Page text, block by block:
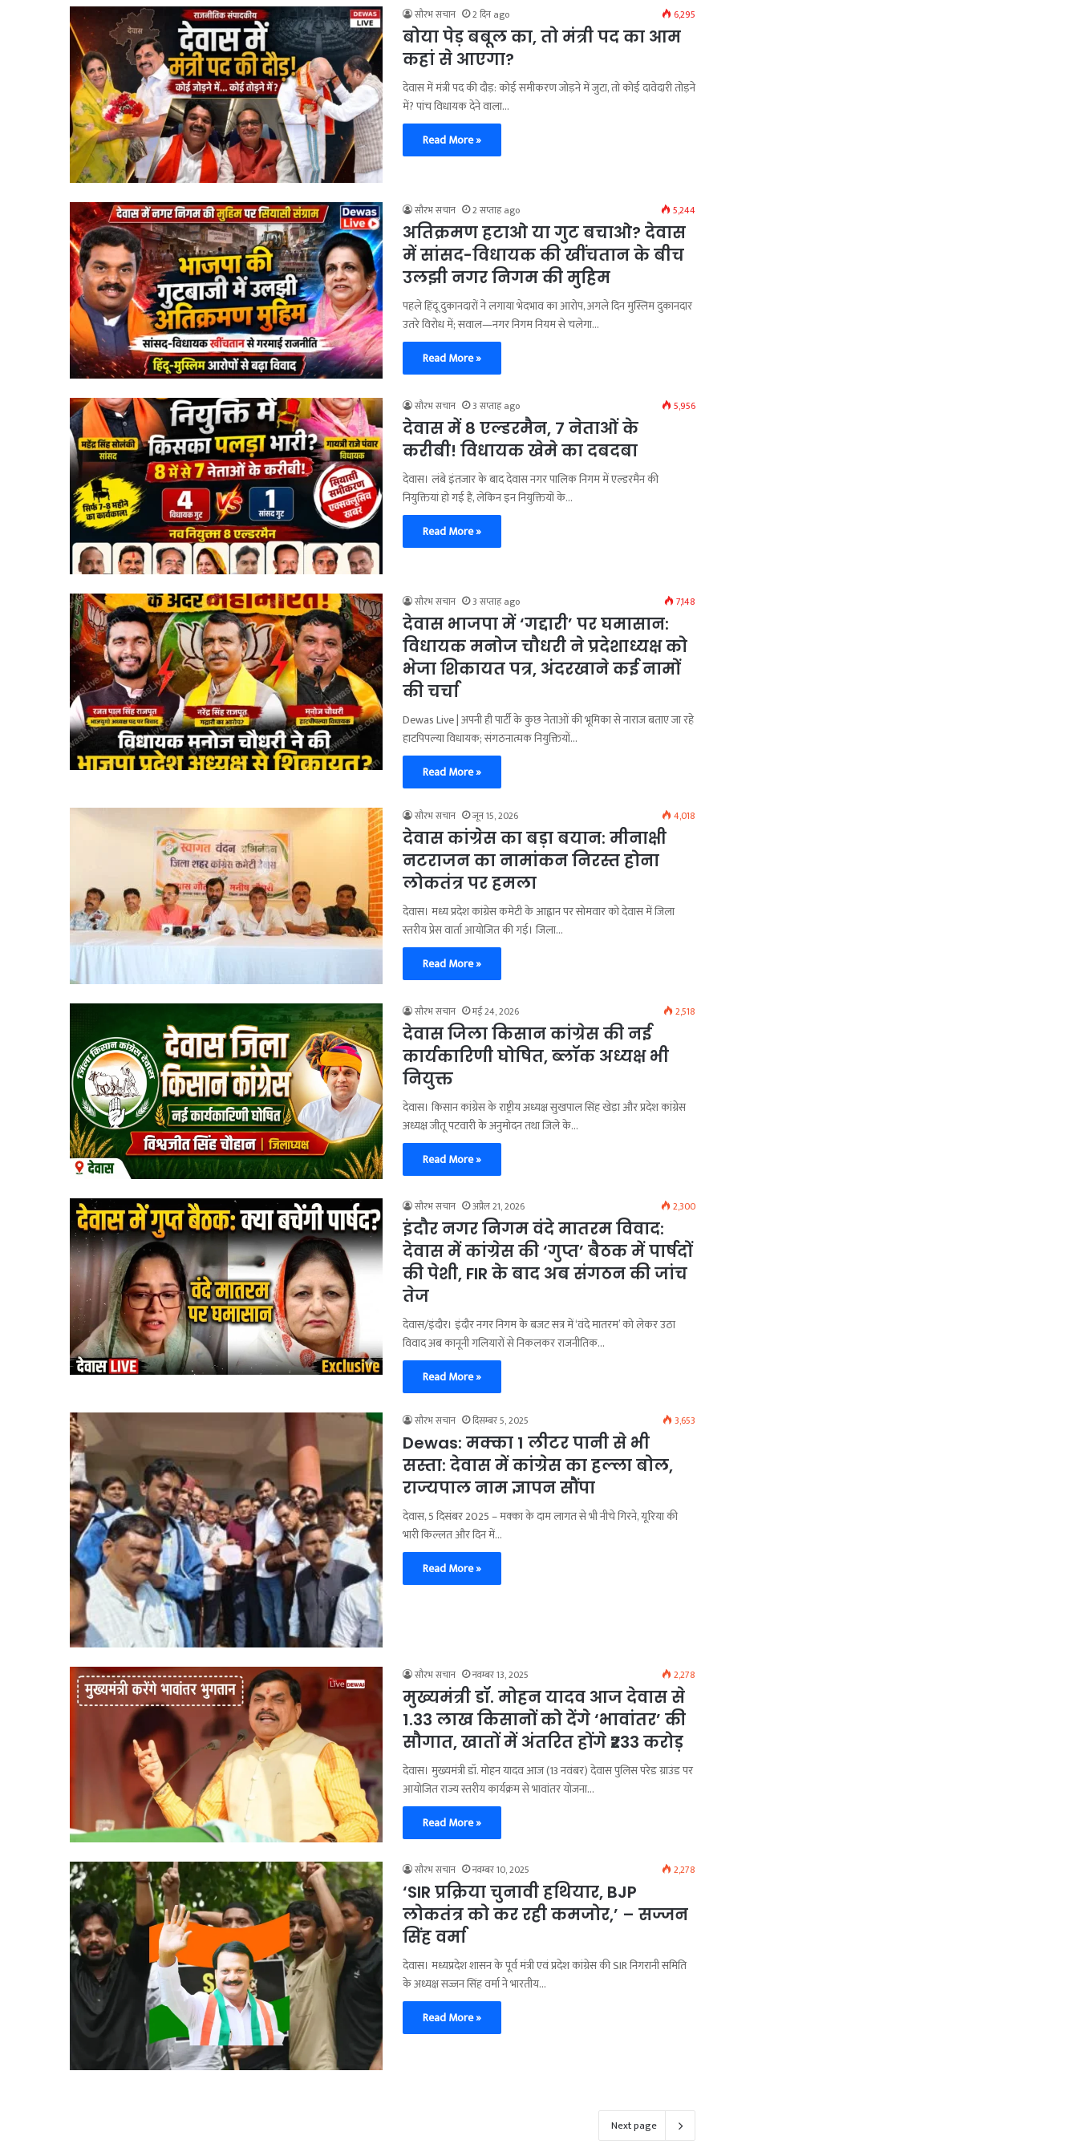
सौरभ सचान 2 दिन ago 6,295
बोया पेड़ बबूल का, तो मंत्री पद का आम
कहां से आएगा?
देवास में मंत्री पद की दौड़: कोई समीकरण जोड़ने में जुटा, तो कोई दावेदारी तोड़ने
में? पांच विधायक देने वाला…
Read More »
सौरभ सचान 2 सप्ताह ago 5,244
अतिक्रमण हटाओ या गुट बचाओ? देवास
में सांसद-विधायक की खींचतान के बीच
उलझी नगर निगम की मुहिम
पहले हिंदू दुकानदारों ने लगाया भेदभाव का आरोप, अगले दिन मुस्लिम दुकानदार
उतरे विरोध में; सवाल—नगर निगम नियम से चलेगा…
Read More »
सौरभ सचान 3 सप्ताह ago 5,956
देवास में 8 एल्डरमैन, 7 नेताओं के
करीबी! विधायक खेमे का दबदबा
देवास। लंबे इंतजार के बाद देवास नगर पालिक निगम में एल्डरमैन की
नियुक्तियां हो गई हैं, लेकिन इन नियुक्तियों के…
Read More »
सौरभ सचान 3 सप्ताह ago 7,148
देवास भाजपा में ‘गद्दारी’ पर घमासान:
विधायक मनोज चौधरी ने प्रदेशाध्यक्ष को
भेजा शिकायत पत्र, अंदरखाने कई नामों
की चर्चा
Dewas Live | अपनी ही पार्टी के कुछ नेताओं की भूमिका से नाराज बताए जा रहे
हाटपिपल्या विधायक; संगठनात्मक नियुक्तियों…
Read More »
सौरभ सचान जून 15, 2026 4,018
देवास कांग्रेस का बड़ा बयान: मीनाक्षी
नटराजन का नामांकन निरस्त होना
लोकतंत्र पर हमला
देवास। मध्य प्रदेश कांग्रेस कमेटी के आह्वान पर सोमवार को देवास में जिला
स्तरीय प्रेस वार्ता आयोजित की गई। जिला…
Read More »
सौरभ सचान मई 24, 2026 2,518
देवास जिला किसान कांग्रेस की नई
कार्यकारिणी घोषित, ब्लॉक अध्यक्ष भी
नियुक्त
देवास। किसान कांग्रेस के राष्ट्रीय अध्यक्ष सुखपाल सिंह खेड़ा और प्रदेश कांग्रेस
अध्यक्ष जीतू पटवारी के अनुमोदन तथा जिले के…
Read More »
सौरभ सचान अप्रैल 21, 2026 2,300
इंदौर नगर निगम वंदे मातरम विवाद:
देवास में कांग्रेस की ‘गुप्त’ बैठक में पार्षदों
की पेशी, FIR के बाद अब संगठन की जांच
तेज
देवास/इंदौर। इंदौर नगर निगम के बजट सत्र में ‘वंदे मातरम’ को लेकर उठा
विवाद अब कानूनी गलियारों से निकलकर राजनीतिक…
Read More »
सौरभ सचान दिसम्बर 5, 2025 3,653
Dewas: मक्का 1 लीटर पानी से भी
सस्ता: देवास में कांग्रेस का हल्ला बोल,
राज्यपाल नाम ज्ञापन सौंपा
देवास, 5 दिसंबर 2025 – मक्का के दाम लागत से भी नीचे गिरने, यूरिया की
भारी किल्लत और दिन में…
Read More »
सौरभ सचान नवम्बर 13, 2025 2,278
मुख्यमंत्री डॉ. मोहन यादव आज देवास से
1.33 लाख किसानों को देंगे ‘भावांतर’ की
सौगात, खातों में अंतरित होंगे ₹233 करोड़
​देवास। मुख्यमंत्री डॉ. मोहन यादव आज (13 नवंबर) देवास पुलिस परेड ग्राउंड पर
आयोजित राज्य स्तरीय कार्यक्रम से भावांतर योजना…
Read More »
सौरभ सचान नवम्बर 10, 2025 2,278
‘SIR प्रक्रिया चुनावी हथियार, BJP
लोकतंत्र को कर रही कमजोर,’ – सज्जन
सिंह वर्मा
देवास। मध्यप्रदेश शासन के पूर्व मंत्री एवं प्रदेश कांग्रेस की SIR निगरानी समिति
के अध्यक्ष सज्जन सिंह वर्मा ने भारतीय…
Read More »
Next page